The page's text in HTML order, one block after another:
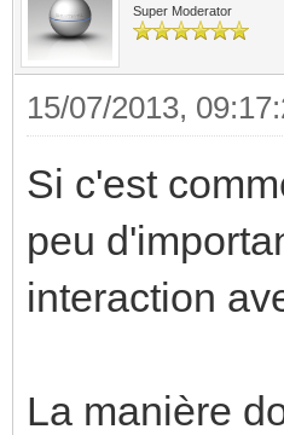
Super Moderator
15/07/2013,
Si c'est
peu
interaction
La manière